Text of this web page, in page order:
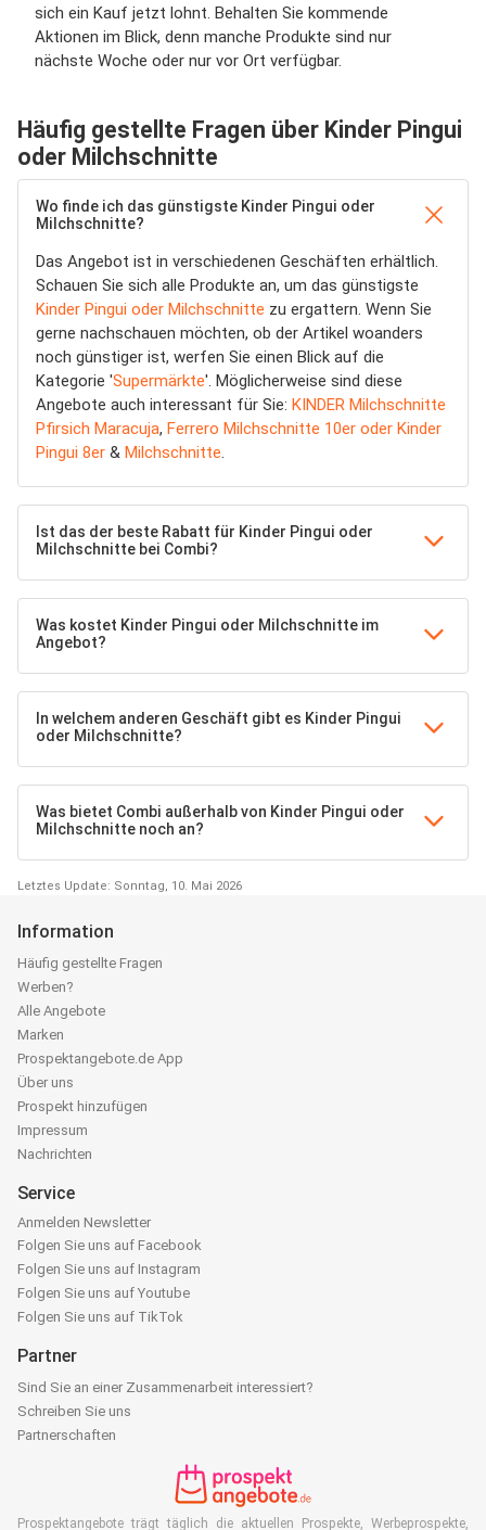
sich ein Kauf jetzt lohnt. Behalten Sie kommende
Aktionen im Blick, denn manche Produkte sind nur
nächste Woche oder nur vor Ort verfügbar.
Häufig gestellte Fragen über Kinder Pingui
oder Milchschnitte
Wo finde ich das günstigste Kinder Pingui oder
Milchschnitte?
Das Angebot ist in verschiedenen Geschäften erhältlich.
Schauen Sie sich alle Produkte an, um das günstigste
Kinder Pingui oder Milchschnitte zu ergattern. Wenn Sie
gerne nachschauen möchten, ob der Artikel woanders
noch günstiger ist, werfen Sie einen Blick auf die
Kategorie 'Supermärkte'. Möglicherweise sind diese
Angebote auch interessant für Sie: KINDER Milchschnitte
Pfirsich Maracuja, Ferrero Milchschnitte 10er oder Kinder
Pingui 8er & Milchschnitte.
Ist das der beste Rabatt für Kinder Pingui oder
Milchschnitte bei Combi?
Was kostet Kinder Pingui oder Milchschnitte im
Angebot?
In welchem anderen Geschäft gibt es Kinder Pingui
oder Milchschnitte?
Was bietet Combi außerhalb von Kinder Pingui oder
Milchschnitte noch an?
Letztes Update: Sonntag, 10. Mai 2026
Information
Häufig gestellte Fragen
Werben?
Alle Angebote
Marken
Prospektangebote.de App
Über uns
Prospekt hinzufügen
Impressum
Nachrichten
Service
Anmelden Newsletter
Folgen Sie uns auf Facebook
Folgen Sie uns auf Instagram
Folgen Sie uns auf Youtube
Folgen Sie uns auf TikTok
Partner
Sind Sie an einer Zusammenarbeit interessiert?
Schreiben Sie uns
Partnerschaften
Prospektangebote trägt täglich die aktuellen Prospekte, Werbeprospekte,